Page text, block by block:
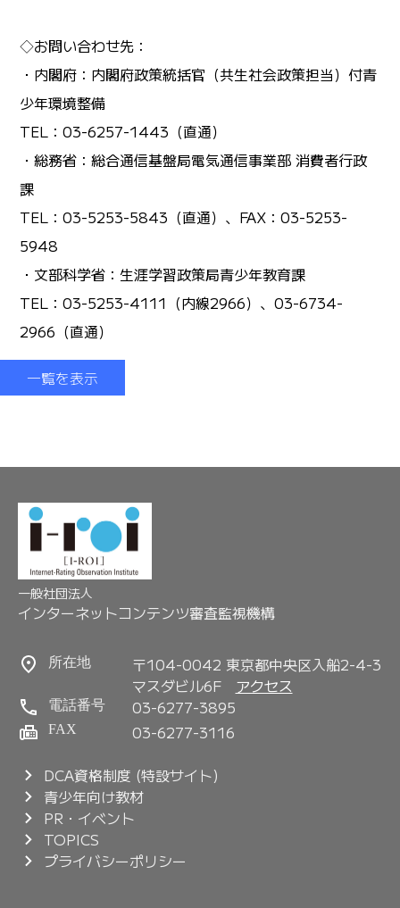
◇お問い合わせ先：
・内閣府：内閣府政策統括官（共生社会政策担当）付青
少年環境整備
TEL：03-6257-1443（直通）
・総務省：総合通信基盤局電気通信事業部 消費者行政
課
TEL：03-5253-5843（直通）、FAX：03-5253-
5948
・文部科学省：生涯学習政策局青少年教育課
TEL：03-5253-4111（内線2966）、03-6734-
2966（直通）
一覧を表示
一般社団法人
インターネットコンテンツ審査監視機構
所在地
〒104-0042 東京都中央区入船2-4-3
マスダビル6F アクセス
電話番号 03-6277-3895
FAX
03-6277-3116
DCA資格制度 (特設サイト)
青少年向け教材
PR・イベント
TOPICS
プライバシーポリシー